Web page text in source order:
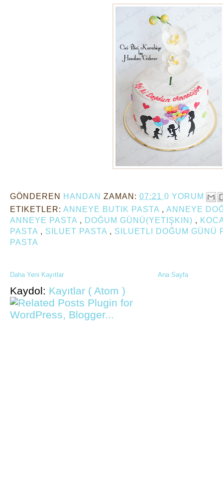
GÖNDEREN HANDAN ZAMAN: 07:21 0 YORUM
ETIKETLER: ANNEYE BUTIK PASTA , ANNEYE
ANNEYE PASTA , DOĞUM GÜNÜ(YETIŞKIN) ,
PASTA , SILUET PASTA , SILUETLI DOĞUM GÜNÜ
PASTA
Daha Yeni Kayıtlar Ana Sayfa
Kaydol: Kayıtlar ( Atom )